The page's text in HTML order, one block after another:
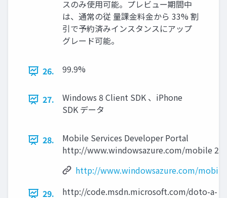
スのみ使用可能。プレビュー期間中
は、通常の従 量課金料金から 33% 割
引で予約済みインスタンスにアップ
グレード可能。
26. 99.9%
27.
Windows 8 Client SDK 、iPhone
SDK データ
28.
Mobile Services Developer Portal
http://www.windowsazure.com/mobile 29
http://www.windowsazure.com/mobile
29.
http://code.msdn.microsoft.com/doto-a-